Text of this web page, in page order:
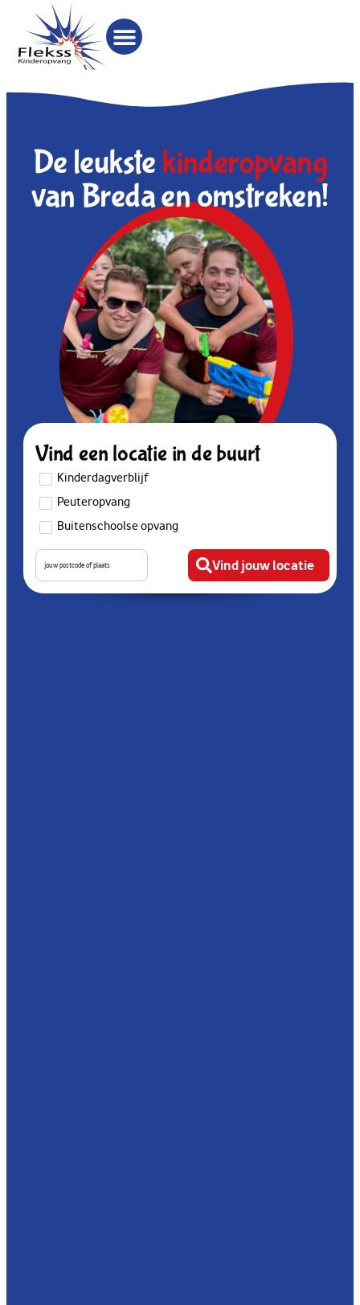
De leukste kinderopvang
van Breda en omstreken!
Vind een locatie in de buurt
Kinderdagverblijf
Peuteropvang
Buitenschoolse opvang
Vind jouw locatie